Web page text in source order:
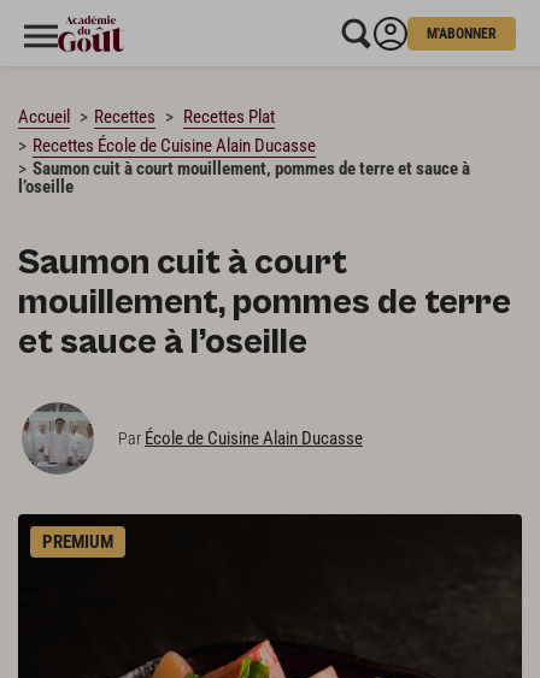
M'ABONNER
Accueil Recettes
Recettes Plat
Recettes École de Cuisine Alain Ducasse
Saumon cuit à court mouillement, pommes de terre et sauce à
l’oseille
Saumon cuit à court
mouillement, pommes de terre
et sauce à l’oseille
Par École de Cuisine Alain Ducasse
PREMIUM
CHARGEMENT…